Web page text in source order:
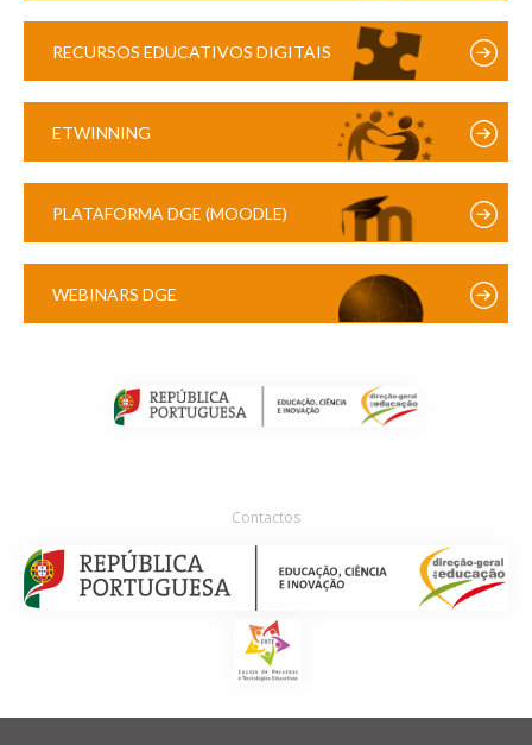
RECURSOS EDUCATIVOS DIGITAIS
ETWINNING
PLATAFORMA DGE (MOODLE)
WEBINARS DGE
Contactos